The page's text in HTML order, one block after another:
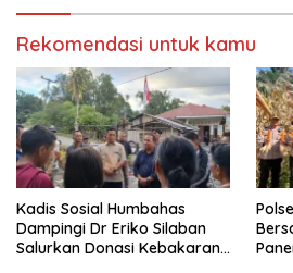
Rekomendasi untuk kamu
Kadis Sosial Humbahas
Dampingi Dr Eriko Silaban
Salurkan Donasi Kebakaran